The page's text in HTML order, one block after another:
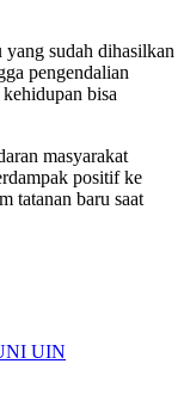
yang sudah dihasilkan
pengendalian
bisa
masyarakat
positif ke
tatanan baru saat
UIN